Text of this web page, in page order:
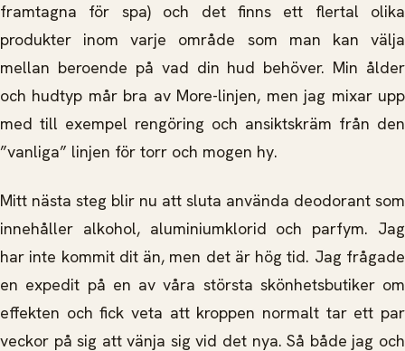
framtagna för spa) och det finns ett flertal olika
produkter inom varje område som man kan välja
mellan beroende på vad din hud behöver. Min ålder
och hudtyp mår bra av More-linjen, men jag mixar upp
med till exempel rengöring och ansiktskräm från den
”vanliga” linjen för torr och mogen hy.
Mitt nästa steg blir nu att sluta använda deodorant som
innehåller alkohol, aluminiumklorid och parfym. Jag
har inte kommit dit än, men det är hög tid. Jag frågade
en expedit på en av våra största skönhetsbutiker om
effekten och fick veta att kroppen normalt tar ett par
veckor på sig att vänja sig vid det nya. Så både jag och